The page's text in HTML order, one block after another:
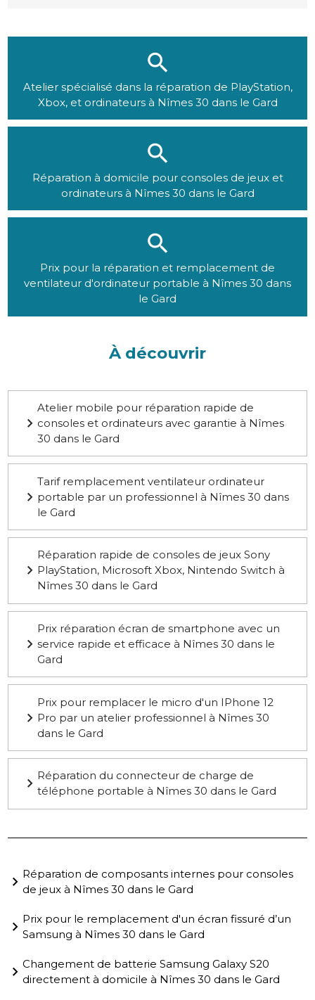
Atelier spécialisé dans la réparation de PlayStation,
Xbox, et ordinateurs à Nîmes 30 dans le Gard
Réparation à domicile pour consoles de jeux et
ordinateurs à Nîmes 30 dans le Gard
Prix pour la réparation et remplacement de
ventilateur d'ordinateur portable à Nîmes 30 dans
le Gard
À découvrir
Atelier mobile pour réparation rapide de
consoles et ordinateurs avec garantie à Nîmes
30 dans le Gard
Tarif remplacement ventilateur ordinateur
portable par un professionnel à Nîmes 30 dans
le Gard
Réparation rapide de consoles de jeux Sony
PlayStation, Microsoft Xbox, Nintendo Switch à
Nîmes 30 dans le Gard
Prix réparation écran de smartphone avec un
service rapide et efficace à Nîmes 30 dans le
Gard
Prix pour remplacer le micro d'un IPhone 12
Pro par un atelier professionnel à Nîmes 30
dans le Gard
Réparation du connecteur de charge de
téléphone portable à Nîmes 30 dans le Gard
Réparation de composants internes pour consoles
de jeux à Nîmes 30 dans le Gard
Prix pour le remplacement d'un écran fissuré d’un
Samsung à Nîmes 30 dans le Gard
Changement de batterie Samsung Galaxy S20
directement à domicile à Nîmes 30 dans le Gard